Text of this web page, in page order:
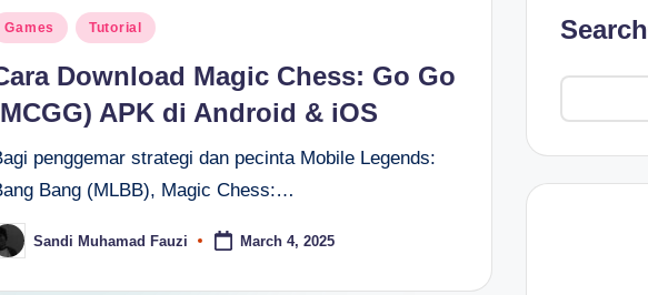
Games Tutorial
Download Magic Chess: Go Go
APK di Android & iOS
penggemar strategi dan pecinta Mobile Legends:
Bang (MLBB), Magic Chess:…
Sandi Muhamad Fauzi March 4, 2025
Search